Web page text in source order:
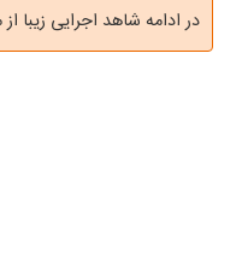
در ادامه شاهد اجرایی زیبا